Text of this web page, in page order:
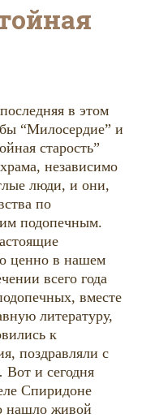
в этом
“Милосердие” и
старость”
независимо
люди, и они,
по
подопечным.
ценно в нашем
всего года
вместе
литературу,
к
поздравляли с
и сегодня
Спиридоне
нашло живой